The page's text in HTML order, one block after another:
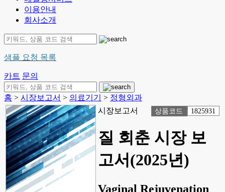
이용안내
회사소개
샘플 요청 목록
카트 문의
홈 > 시장보고서 > 의료기기 > 정형외과
시장보고서
상품코드 1825931
질 회춘 시장 보
고서(2025년)
Vaginal Rejuvenation